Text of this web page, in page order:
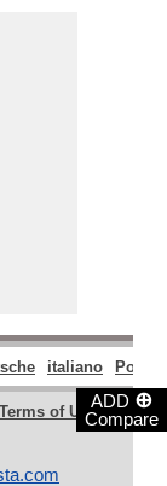
ADD ⊕
Compare
italiano
Terms of Use |